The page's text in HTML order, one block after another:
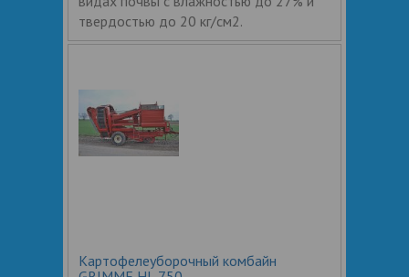
твердостью до 20 кг/см2.
Картофелеуборочный комбайн